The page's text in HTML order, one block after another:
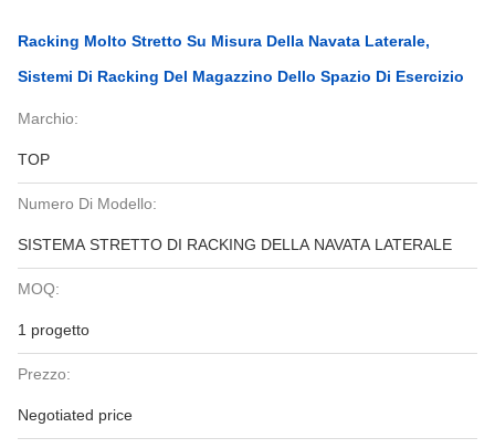
Racking Molto Stretto Su Misura Della Navata Laterale,
Sistemi Di Racking Del Magazzino Dello Spazio Di Esercizio
Marchio:
TOP
Numero Di Modello:
SISTEMA STRETTO DI RACKING DELLA NAVATA LATERALE
MOQ:
1 progetto
Prezzo:
Negotiated price